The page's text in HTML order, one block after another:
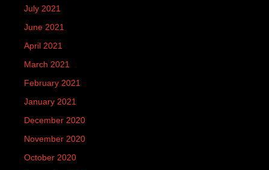
July 2021
June 2021
April 2021
March 2021
February 2021
January 2021
December 2020
November 2020
October 2020